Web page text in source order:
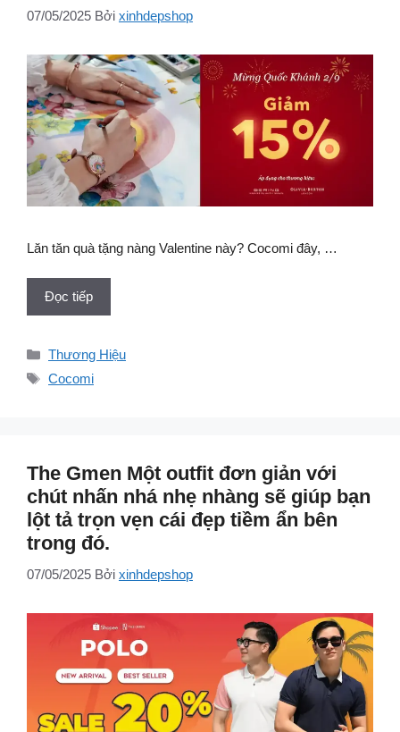
07/05/2025 Bởi xinhdepshop
Lăn tăn quà tặng nàng Valentine này? Cocomi đây, …
Đọc tiếp
Danh
mục
Thương Hiệu
Thẻ
Cocomi
The Gmen Một outfit đơn giản với
chút nhấn nhá nhẹ nhàng sẽ giúp bạn
lột tả trọn vẹn cái đẹp tiềm ẩn bên
trong đó.
07/05/2025 Bởi xinhdepshop